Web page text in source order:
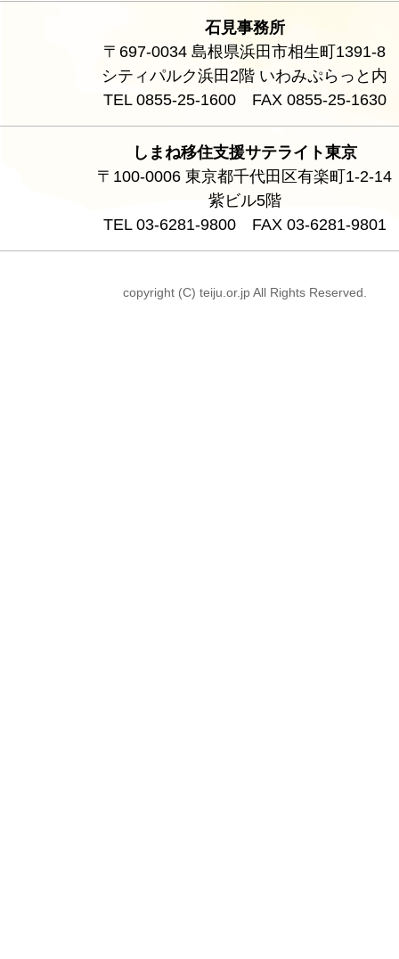
石見事務所
〒697-0034 島根県浜田市相生町1391-8
シティパルク浜田2階 いわみぷらっと内
TEL 0855-25-1600 FAX 0855-25-1630
しまね移住支援サテライト東京
〒100-0006 東京都千代田区有楽町1-2-14
紫ビル5階
TEL 03-6281-9800 FAX 03-6281-9801
copyright (C) teiju.or.jp All Rights Reserved.